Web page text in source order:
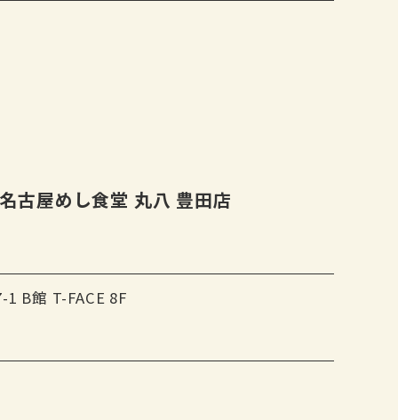
古屋めし食堂 丸八 豊田店
B館 T-FACE 8F